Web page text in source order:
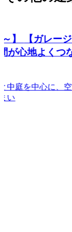
ジと中庭を
つながる住ま